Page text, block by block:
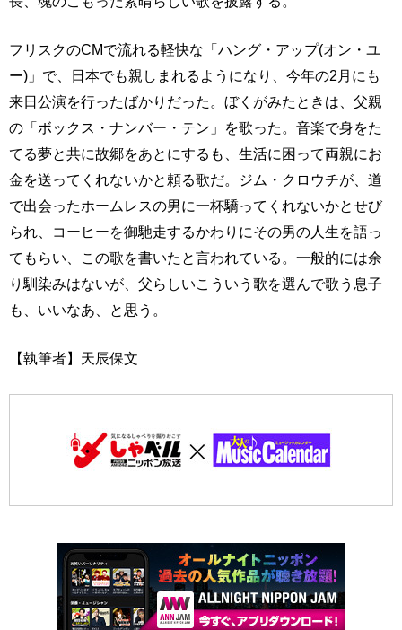
フリスクのCMで流れる軽快な「ハング・アップ(オン・ユ
ー)」で、日本でも親しまれるようになり、今年の2月にも
来日公演を行ったばかりだった。ぼくがみたときは、父親
の「ボックス・ナンバー・テン」を歌った。音楽で身をた
てる夢と共に故郷をあとにするも、生活に困って両親にお
金を送ってくれないかと頼る歌だ。ジム・クロウチが、道
で出会ったホームレスの男に一杯驕ってくれないかとせび
られ、コーヒーを御馳走するかわりにその男の人生を語っ
てもらい、この歌を書いたと言われている。一般的には余
り馴染みはないが、父らしいこういう歌を選んで歌う息子
も、いいなあ、と思う。
【執筆者】天辰保文